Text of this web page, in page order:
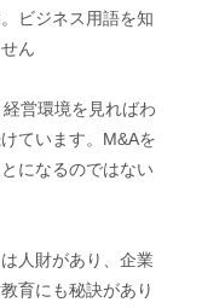
ビジネス用語を知
ん
営環境を見ればわ
ています。M&Aを
になるのではない
人財があり、企業
育にも秘訣があり